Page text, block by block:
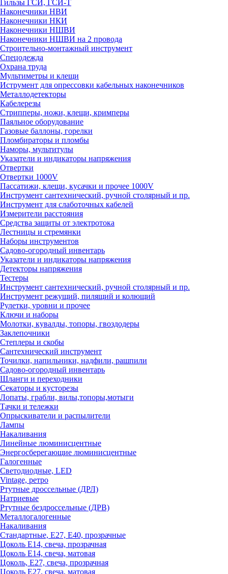
Гильзы ГСИ, ГСИ-Т
Наконечники НВИ
Наконечники НКИ
Наконечники НШВИ
Наконечники НШВИ на 2 провода
Строительно-монтажный инструмент
Спецодежда
Охрана труда
Мультиметры и клещи
Иструмент для опрессовки кабельных наконечников
Металлодетекторы
Кабелерезы
Стрипперы, ножи, клещи, кримперы
Паяльное оборудование
Газовые баллоны, горелки
Пломбираторы и пломбы
Наморы, мультитулы
Указатели и индикаторы напряжения
Отвертки
Отвертки 1000V
Пассатижи, клещи, кусачки и прочее 1000V
Инструмент сантехнический, ручной столярный и пр.
Инструмент для слаботочных кабелей
Измерители расстояния
Средства защиты от электротока
Лестницы и стремянки
Наборы инструментов
Садово-огородный инвентарь
Указатели и индикаторы напряжения
Детекторы напряжения
Тестеры
Инструмент сантехнический, ручной столярный и пр.
Инструмент режущий, пилящий и колющий
Рулетки, уровни и прочее
Ключи и наборы
Молотки, кувалды, топоры, гвоздодеры
Заклепочники
Степлеры и скобы
Сантехнический инструмент
Точилки, напильники, надфили, рашпили
Садово-огородный инвентарь
Шланги и переходники
Секаторы и кусторезы
Лопаты, грабли, вилы,топоры,мотыги
Тачки и тележки
Опрыскиватели и распылители
Лампы
Накаливания
Линейные люминисцентные
Энергосберегающие люминисцентные
Галогенные
Светодиодные, LED
Vintage, ретро
Ртутные дроссельные (ДРЛ)
Натриевые
Ртутные бездроссельные (ДРВ)
Металлогалогенные
Накаливания
Стандартные, Е27, Е40, прозрачные
Цоколь Е14, свеча, прозрачная
Цоколь Е14, свеча, матовая
Цоколь, Е27, свеча, прозрачная
Цоколь Е27, свеча, матовая